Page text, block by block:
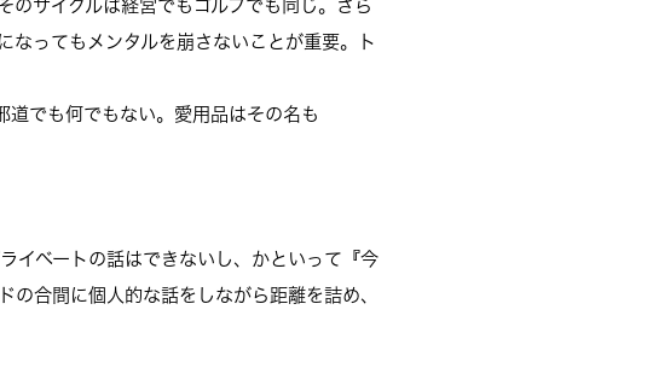
サイクルは経営でもゴルフでも同じ。さら
なってもメンタルを崩さないことが重要。ト
でも何でもない。愛用品はその名も
イベートの話はできないし、かといって『今
合間に個人的な話をしながら距離を詰め、